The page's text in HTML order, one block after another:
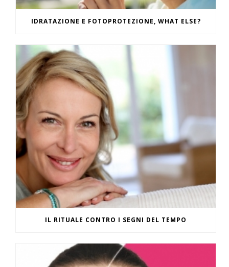
IDRATAZIONE E FOTOPROTEZIONE, WHAT ELSE?
IL RITUALE CONTRO I SEGNI DEL TEMPO